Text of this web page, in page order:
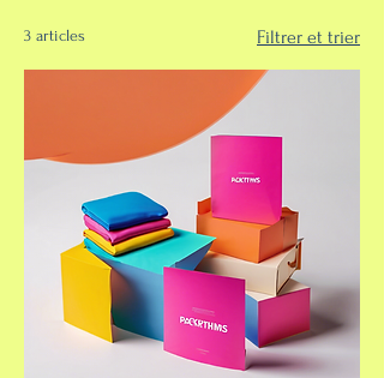
3 articles Filtrer et trier